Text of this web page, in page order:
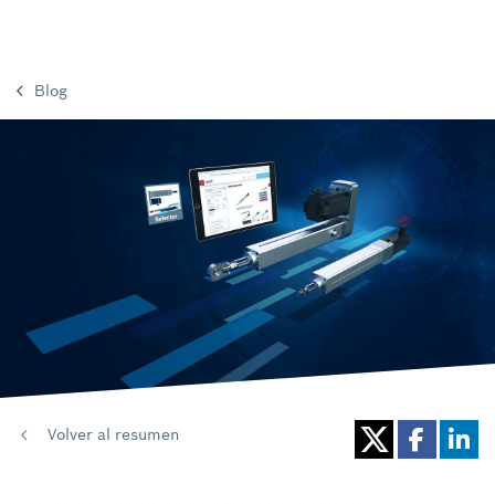
Blog
Volver al resumen